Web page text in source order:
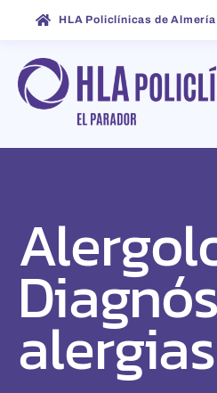
HLA Policlínicas de Almería
alergias